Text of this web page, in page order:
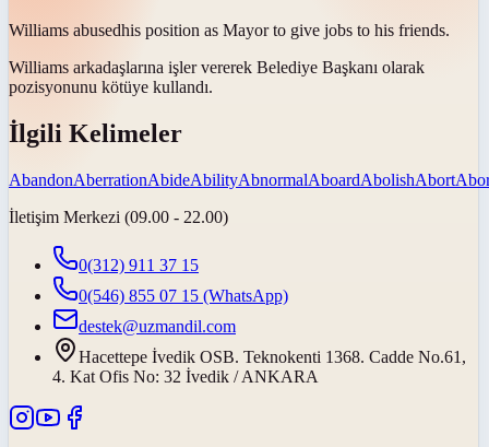
Williams abusedhis position as Mayor to give jobs to his friends.
Williams arkadaşlarına işler vererek Belediye Başkanı olarak
pozisyonunu kötüye kullandı.
İlgili Kelimeler
AbandonAberrationAbideAbilityAbnormalAboardAbolishAbort
İletişim Merkezi (09.00 - 22.00)
0(312) 911 37 15
0(546) 855 07 15 (WhatsApp)
destek@uzmandil.com
Hacettepe İvedik OSB. Teknokenti 1368. Cadde No.61,
4. Kat Ofis No: 32 İvedik / ANKARA